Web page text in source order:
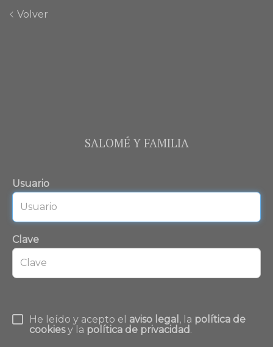
Volver
SALOMÉ Y FAMILIA
Usuario
Clave
He leído y acepto el aviso legal , la política de
cookiesy la política de privacidad.